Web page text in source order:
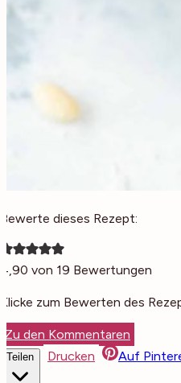
Bewerte dieses Rezept:
4,90 von 19 Bewertungen
Klicke zum Bewerten des
Zu den Kommentaren
Teilen Drucken Auf